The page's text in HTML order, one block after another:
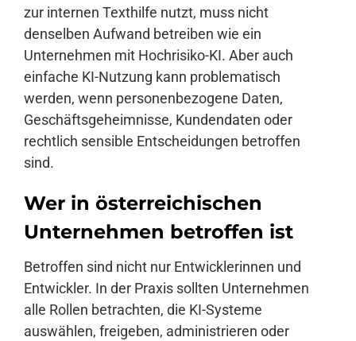
zur internen Texthilfe nutzt, muss nicht
denselben Aufwand betreiben wie ein
Unternehmen mit Hochrisiko-KI. Aber auch
einfache KI-Nutzung kann problematisch
werden, wenn personenbezogene Daten,
Geschäftsgeheimnisse, Kundendaten oder
rechtlich sensible Entscheidungen betroffen
sind.
Wer in österreichischen
Unternehmen betroffen ist
Betroffen sind nicht nur Entwicklerinnen und
Entwickler. In der Praxis sollten Unternehmen
alle Rollen betrachten, die KI-Systeme
auswählen, freigeben, administrieren oder